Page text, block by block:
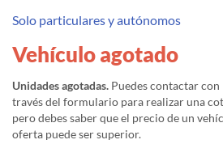
Solo particulares y autónomos
Vehículo agotado
Unidades agotadas. Puedes contactar
través del formulario para realizar una
pero debes saber que el precio de un
oferta puede ser superior.